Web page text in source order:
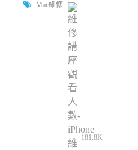
Mac維修
181.8K